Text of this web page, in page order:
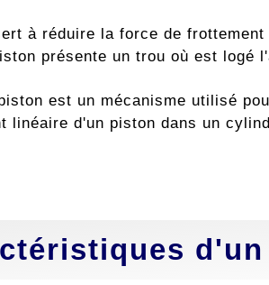
à réduire la force de
présente un trou où est logé
est un mécanisme utilisé
linéaire d'un piston dans un